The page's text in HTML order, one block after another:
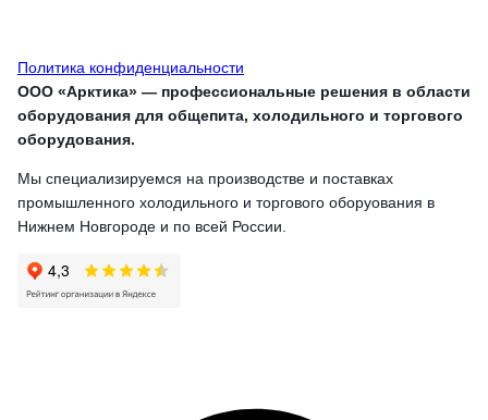
Политика конфиденциальности
ООО «Арктика» — профессиональные решения в области
оборудования для общепита, холодильного и торгового
оборудования.
Мы специализируемся на производстве и поставках
промышленного холодильного и торгового оборуования в
Нижнем Новгороде и по всей России.